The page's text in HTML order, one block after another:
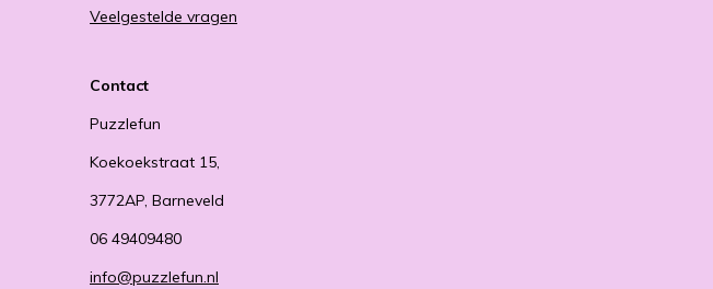
Veelgestelde vragen
Contact
Puzzlefun
Koekoekstraat 15,
3772AP, Barneveld
06 49409480
info@puzzlefun.nl